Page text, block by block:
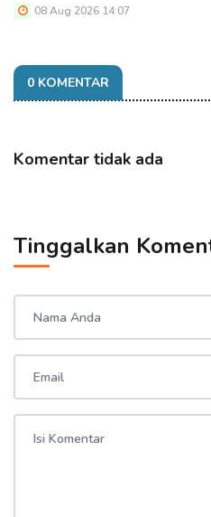
08 Aug 2026 14:07
0 KOMENTAR
Komentar tidak ada
Tinggalkan